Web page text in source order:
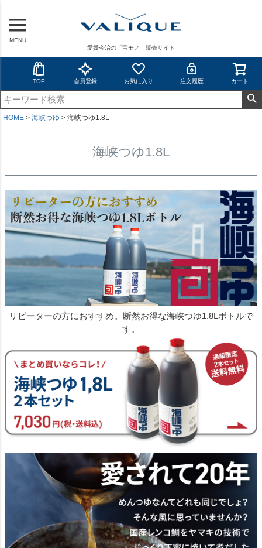
MENU
愛媛今治の「宝モノ」販売サイト
TOP 会員登録 お気に入り 注文履歴 カート
HOME 海峡つゆ 海峡つゆ1.8L
海峡つゆ1.8L
リピーターの方におすすめ。断然お得な海峡つゆ1.8Lボトルで
す。